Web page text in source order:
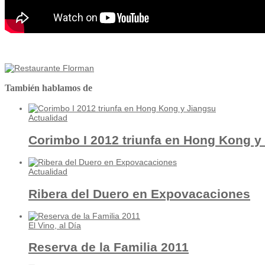
También hablamos de
Actualidad
Corimbo I 2012 triunfa en Hong Kong
Actualidad
Ribera del Duero en Expovacaciones
El Vino, al Día
Reserva de la Familia 2011